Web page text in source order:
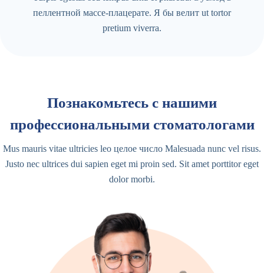
пеллентной массе-плацерате. Я бы велит ut tortor
pretium viverra.
Познакомьтесь с нашими
профессиональными стоматологами
Mus mauris vitae ultricies leo целое число Malesuada nunc vel risus.
Justo nec ultrices dui sapien eget mi proin sed. Sit amet porttitor eget
dolor morbi.